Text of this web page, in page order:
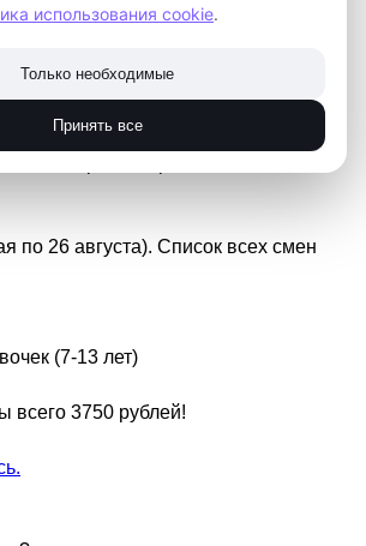
микрозелень!
крутые арт-обьекты!
по 26 августа). Список всех смен
(7-13 лет)
всего 3750 рублей!
использования cookie.
Только необходимые
Принять все